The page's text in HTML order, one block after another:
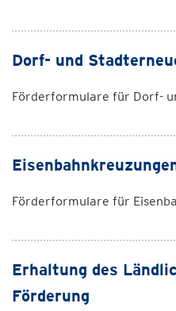
Dorf- und
Förderformulare für Dorf-
Förderformulare für
Erhaltung des
Förderung